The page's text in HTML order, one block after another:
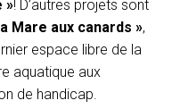
»! D’autres projets sont
Mare aux canards »,
espace libre de la
aquatique aux
de handicap.